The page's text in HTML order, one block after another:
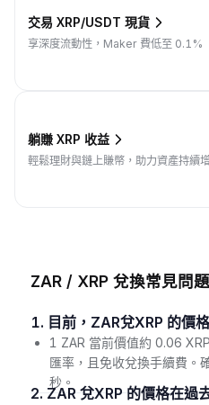
交易 XRP/USDT 現貨
享深度流動性，Maker 費低至 0.1%
躺賺 XRP 收益
輕鬆理財與鏈上賺幣，助力資產持續
ZAR / XRP 兌換常見問題
1. 目前，ZAR兌XRP 的價
1 ZAR 當前價值約 0.06
匯率，且免收兌換手續費。
秒。
2. ZAR 兌XRP 的價格在過去 24 小時內的波動情